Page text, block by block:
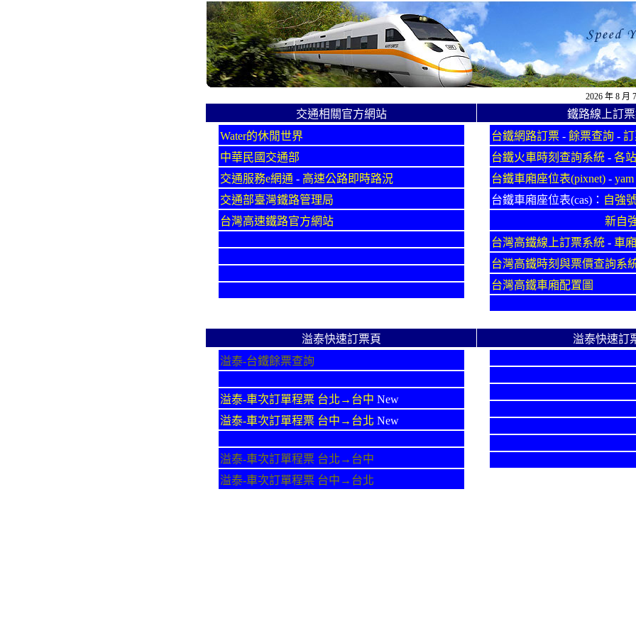
2026 年 8 月
交通相關官方網站
鐵路線上訂
Water的休閒世界
中華民國交通部
交通服務e網通 - 高速公路即時路況
交通部臺灣鐵路管理局
台灣高速鐵路官方網站
台鐵網路訂票 - 餘票查詢 -
台鐵火車時刻查詢系統 - 各
台鐵車廂座位表(pixnet) - yam
台鐵車廂座位表(cas)： 自強
新自
台灣高鐵線上訂票系統 - 車
台灣高鐵時刻與票價查詢系
台灣高鐵車廂配置圖
溢泰快速訂票頁
溢泰快速訂
溢泰-台鐵餘票查詢
溢泰-車次訂單程票 台北→台中 New
溢泰-車次訂單程票 台中→台北 New
溢泰-車次訂單程票 台北→台中
溢泰-車次訂單程票 台中→台北